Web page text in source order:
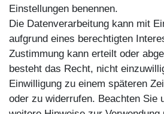
Einstellungen benennen.
Die Datenverarbeitung kann mit
aufgrund eines berechtigten
Zustimmung kann erteilt oder
besteht das Recht, nicht
Einwilligung zu einem späteren
oder zu widerrufen. Beachten Sie